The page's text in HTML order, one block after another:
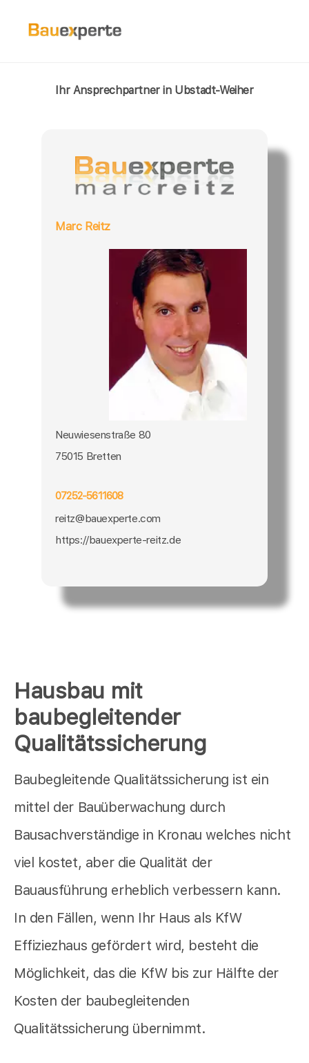
Hausbau mit
baubegleitender
Qualitätssicherung
Baubegleitende Qualitätssicherung ist ein
mittel der Bauüberwachung durch
Bausachverständige in Kronau welches nicht
viel kostet, aber die Qualität der
Bauausführung erheblich verbessern kann.
In den Fällen, wenn Ihr Haus als KfW
Effiziezhaus gefördert wird, besteht die
Möglichkeit, das die KfW bis zur Hälfte der
Kosten der baubegleitenden
Qualitätssicherung übernimmt.
Ihr Ansprechpartner in Ubstadt-Weiher
Marc Reitz
Neuwiesenstraße 80
75015 Bretten
07252-5611608
reitz@bauexperte.com
https://bauexperte-reitz.de